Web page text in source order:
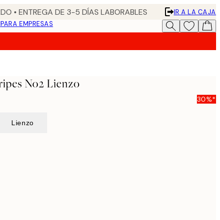
• ENTREGA DE 3-5 DÍAS LABORABLES
IR A LA CAJA
PARA EMPRESAS
No2 Lienzo
30%*
Lienzo